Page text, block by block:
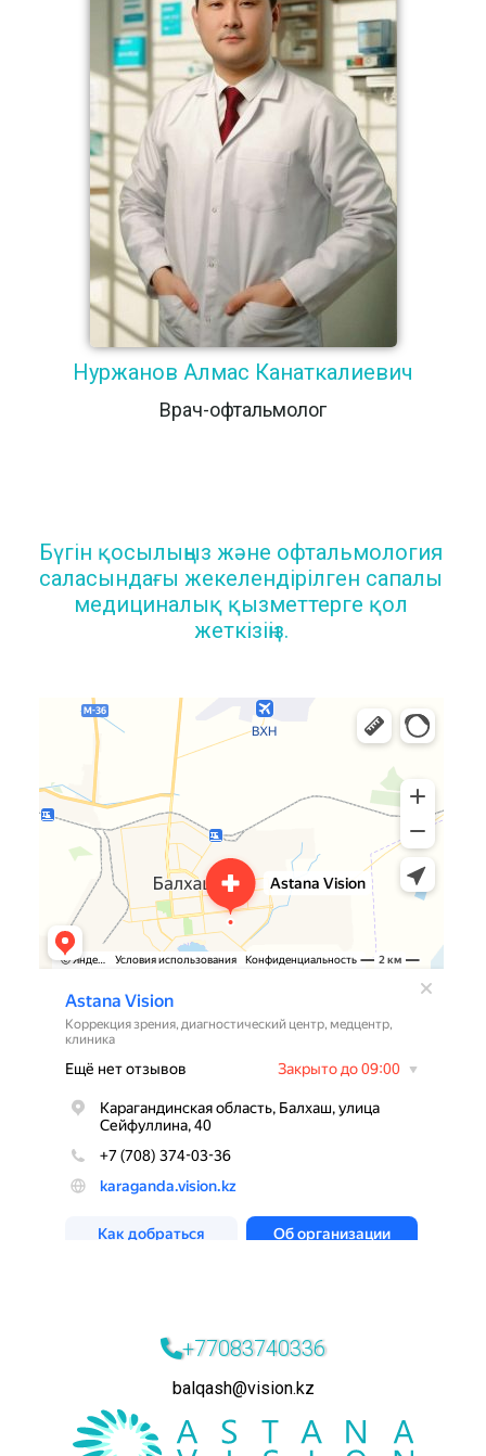
Нуржанов Алмас Канаткалиевич
Врач-офтальмолог
Бүгін қосылыңыз және офтальмология
саласындағы жекелендірілген сапалы
медициналық қызметтерге қол
жеткізіңіз.
+77083740336
balqash@vision.kz